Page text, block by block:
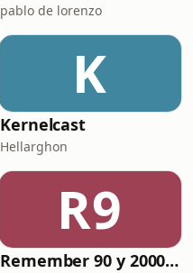
pablo de lorenzo
K
Kernelcast
Hellarghon
R9
Remember 90 y 2000 en PLAY WITH ME by Dj Java